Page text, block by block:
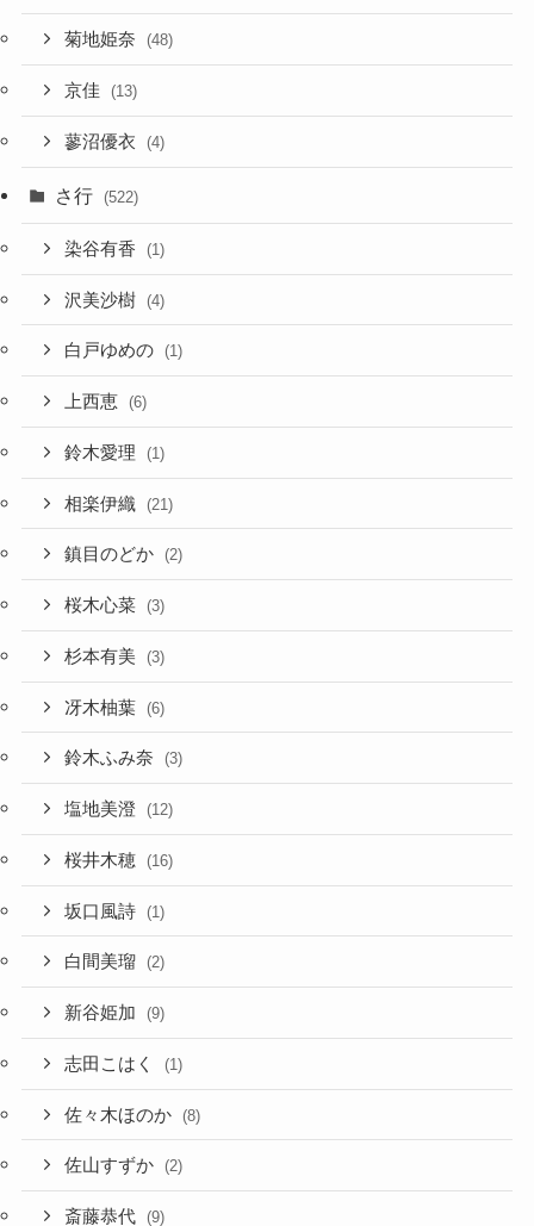
菊地姫奈 (48)
京佳 (13)
蓼沼優衣 (4)
さ行 (522)
染谷有香 (1)
沢美沙樹 (4)
白戸ゆめの (1)
上西恵 (6)
鈴木愛理 (1)
相楽伊織 (21)
鎮目のどか (2)
桜木心菜 (3)
杉本有美 (3)
冴木柚葉 (6)
鈴木ふみ奈 (3)
塩地美澄 (12)
桜井木穂 (16)
坂口風詩 (1)
白間美瑠 (2)
新谷姫加 (9)
志田こはく (1)
佐々木ほのか (8)
佐山すずか (2)
斎藤恭代 (9)